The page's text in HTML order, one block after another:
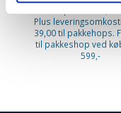
Plus
39,00 til pakkehops.
til pakkeshop ved
599,-